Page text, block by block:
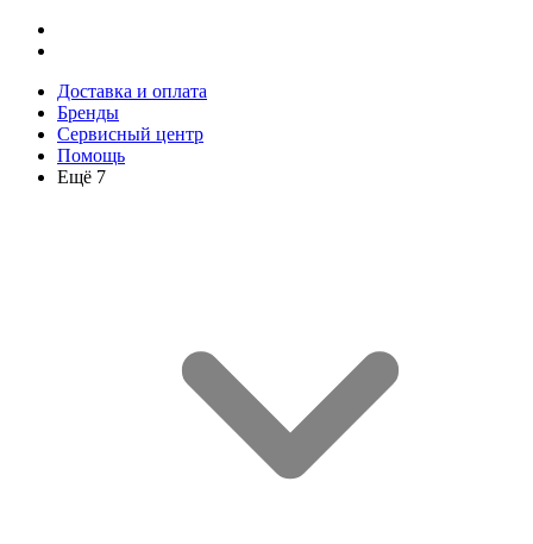
Доставка и оплата
Бренды
Сервисный центр
Помощь
Ещё 7